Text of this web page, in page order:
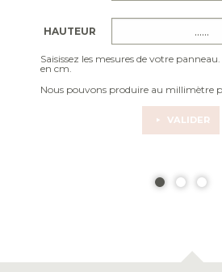
HAUTEUR
Saisissez les mesures de votre
en cm.
Nous pouvons produire au millimètre
VALIDER